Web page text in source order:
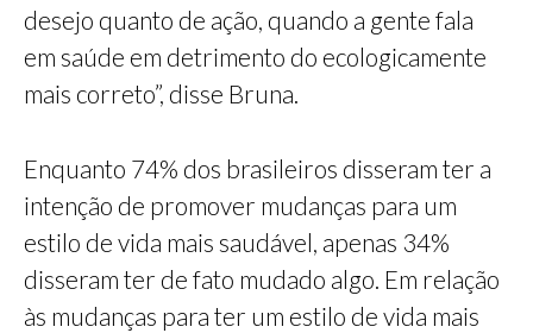
desejo quanto de ação, quando a gente fala
em saúde em detrimento do ecologicamente
mais correto”, disse Bruna.
Enquanto 74% dos brasileiros disseram ter a
intenção de promover mudanças para um
estilo de vida mais saudável, apenas 34%
disseram ter de fato mudado algo. Em relação
às mudanças para ter um estilo de vida mais